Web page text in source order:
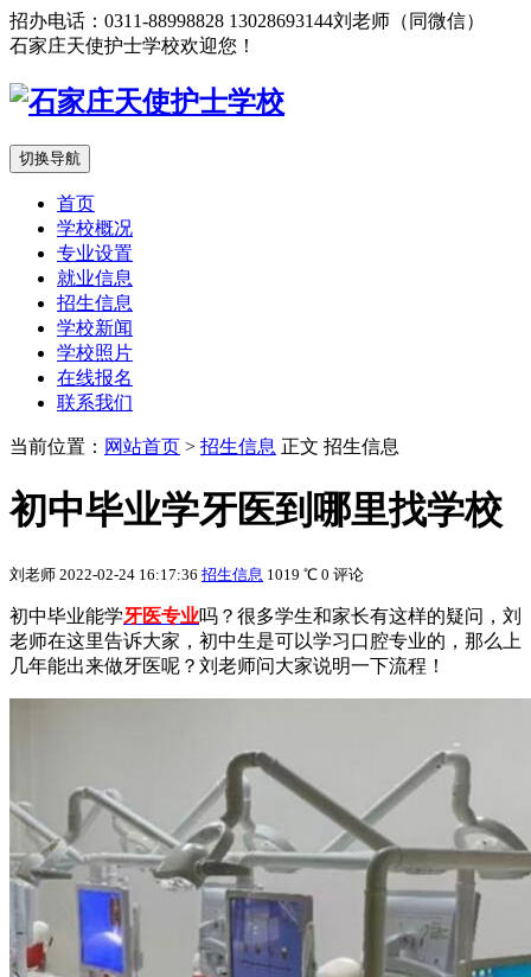
招办电话：0311-88998828 13028693144刘老师（同微信）
石家庄天使护士学校欢迎您！
切换导航
首页
学校概况
专业设置
就业信息
招生信息
学校新闻
学校照片
在线报名
联系我们
当前位置： 网站首页 > 招生信息 正文 招生信息
初中毕业学牙医到哪里找学校
刘老师 2022-02-24 16:17:36 招生信息 1019 ℃ 0 评论
初中毕业能学牙医专业吗？很多学生和家长有这样的疑问，刘
老师在这里告诉大家，初中生是可以学习口腔专业的，那么上
几年能出来做牙医呢？刘老师问大家说明一下流程！